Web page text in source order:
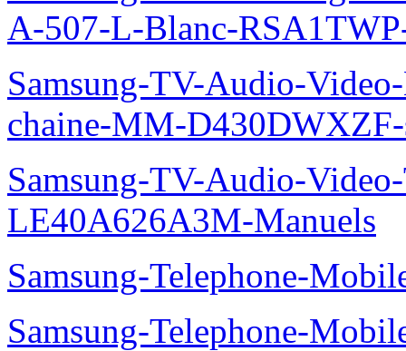
A-507-L-Blanc-
Samsung-TV-Audio-
chaine-MM-
Samsung-TV-Audio-
LE40A626A3M-Manuels
Samsung-Telephone-
Samsung-Telephone-